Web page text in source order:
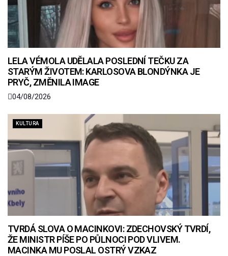
LELA VÉMOLA UDĚLALA POSLEDNÍ TEČKU ZA
STARÝM ŽIVOTEM: KARLOSOVA BLONDÝNKA JE
PRYČ, ZMĚNILA IMAGE
04/08/2026
KULTURA
TVRDÁ SLOVA O MACINKOVI: ZDECHOVSKÝ TVRDÍ,
ŽE MINISTR PÍŠE PO PŮLNOCI POD VLIVEM.
MACINKA MU POSLAL OSTRÝ VZKAZ